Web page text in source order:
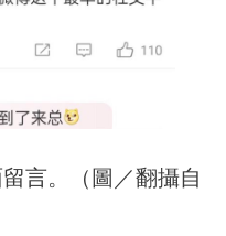
言。（圖／翻攝自